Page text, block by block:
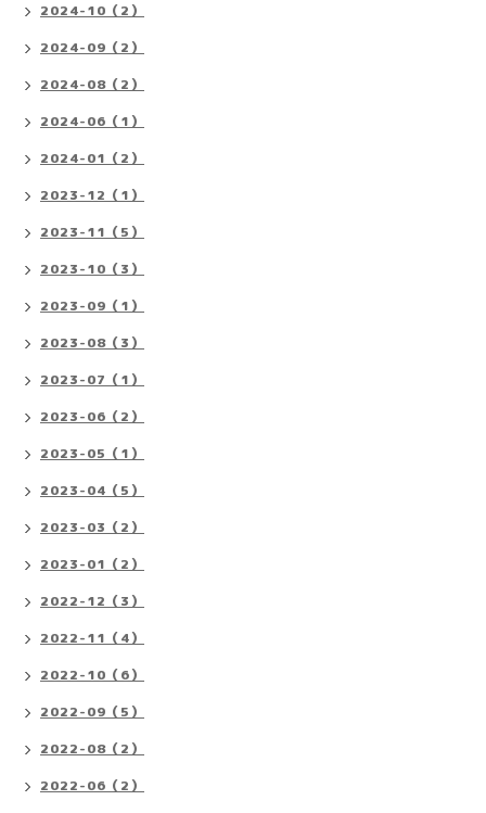
2024-10（2）
2024-09（2）
2024-08（2）
2024-06（1）
2024-01（2）
2023-12（1）
2023-11（5）
2023-10（3）
2023-09（1）
2023-08（3）
2023-07（1）
2023-06（2）
2023-05（1）
2023-04（5）
2023-03（2）
2023-01（2）
2022-12（3）
2022-11（4）
2022-10（6）
2022-09（5）
2022-08（2）
2022-06（2）